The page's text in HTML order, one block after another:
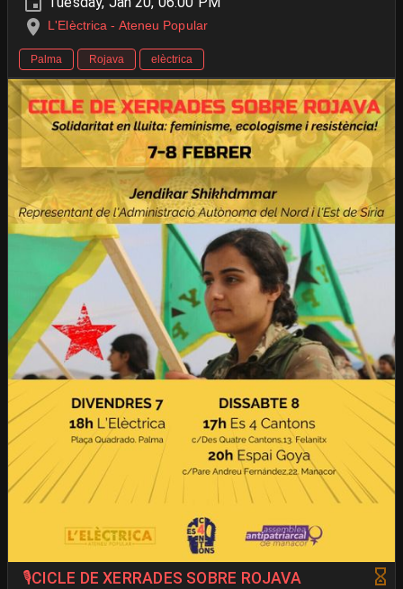
L'Elèctrica - Ateneu Popular
Palma Rojava elèctrica
🎙️CICLE DE XERRADES SOBRE ROJAVA